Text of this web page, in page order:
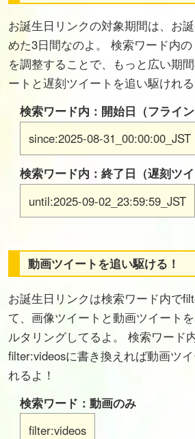
お誕生日リンクの対象期間は、お
めた3日間なのよ。 検索ワード内の
を調整することで、もっと広い期
ートと遅刻ツイートを追い駆けれる
検索ワード内：開始日（フライン
since:2025-08-31_00:00:00_JST
検索ワード内：終了日（遅刻ツイ
until:2025-09-02_23:59:59_JST
動画ツイートを追い駆ける！
お誕生日リンクは検索ワード内で
て、画像ツイートと動画ツイート
ルタリングしてるよ。 検索ワード
filter:videosに書き換えれば動画ツ
れるよ！
検索ワード：動画のみ
filter:videos